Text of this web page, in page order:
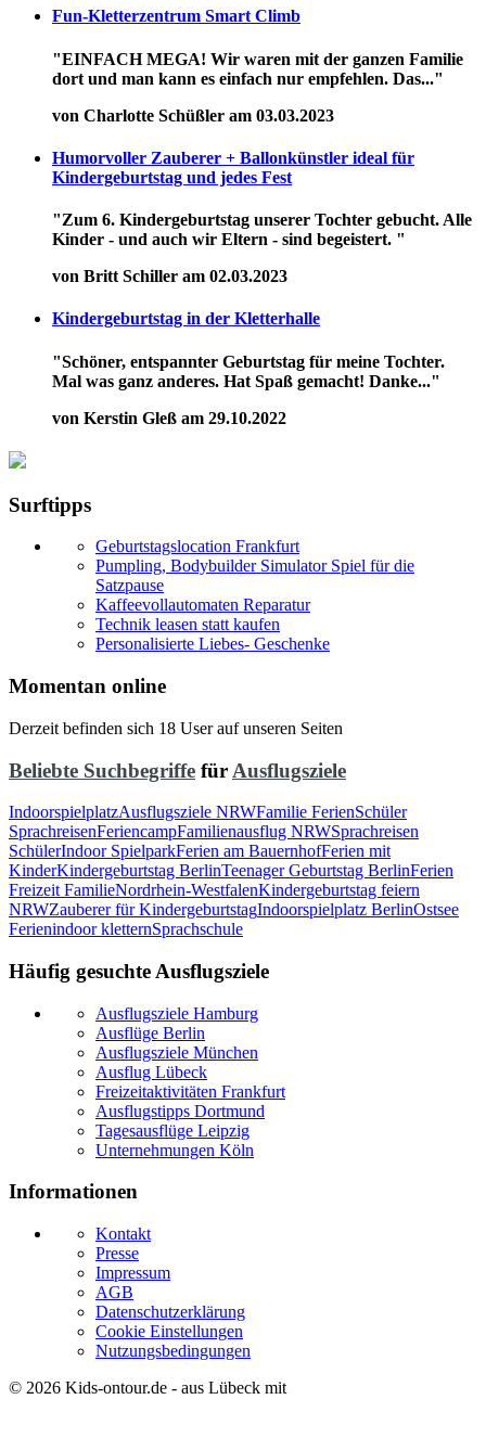
Fun-Kletterzentrum Smart Climb
"EINFACH MEGA! Wir waren mit der ganzen Familie
dort und man kann es einfach nur empfehlen. Das..."
von Charlotte Schüßler am 03.03.2023
Humorvoller Zauberer + Ballonkünstler ideal für
Kindergeburtstag und jedes Fest
"Zum 6. Kindergeburtstag unserer Tochter gebucht. Alle
Kinder - und auch wir Eltern - sind begeistert. "
von Britt Schiller am 02.03.2023
Kindergeburtstag in der Kletterhalle
"Schöner, entspannter Geburtstag für meine Tochter.
Mal was ganz anderes. Hat Spaß gemacht! Danke..."
von Kerstin Gleß am 29.10.2022
Surftipps
Geburtstagslocation Frankfurt
Pumpling, Bodybuilder Simulator Spiel für die
Satzpause
Kaffeevollautomaten Reparatur
Technik leasen statt kaufen
Personalisierte Liebes- Geschenke
Momentan online
Derzeit befinden sich 18 User auf unseren Seiten
Beliebte Suchbegriffe für Ausflugsziele
IndoorspielplatzAusflugsziele NRWFamilie FerienSchüler
SprachreisenFeriencampFamilienausflug NRWSprachreisen
SchülerIndoor SpielparkFerien am BauernhofFerien mit
KinderKindergeburtstag BerlinTeenager Geburtstag BerlinFerien
Freizeit FamilieNordrhein-WestfalenKindergeburtstag feiern
NRWZauberer für KindergeburtstagIndoorspielplatz BerlinOstsee
Ferienindoor kletternSprachschule
Häufig gesuchte Ausflugsziele
Ausflugsziele Hamburg
Ausflüge Berlin
Ausflugsziele München
Ausflug Lübeck
Freizeitaktivitäten Frankfurt
Ausflugstipps Dortmund
Tagesausflüge Leipzig
Unternehmungen Köln
Informationen
Kontakt
Presse
Impressum
AGB
Datenschutzerklärung
Cookie Einstellungen
Nutzungsbedingungen
© 2026 Kids-ontour.de - aus Lübeck mit